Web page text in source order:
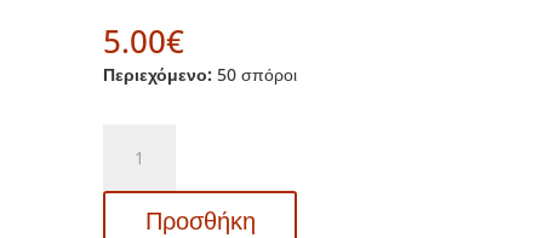
5.00€
Περιεχόμενο: 50 σπόροι
κάκτων
και
παχυφύτων
Προσθήκη